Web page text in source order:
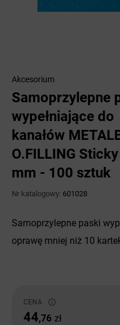
Akcesorium
Samoprzylepne
wypełniające do
kanałów
O.FILLING
mm - 100 sztuk
Nr katalogowy: 601028
CENA
44,76 zł
Samoprzylepne paski
oprawę mniej niż 10